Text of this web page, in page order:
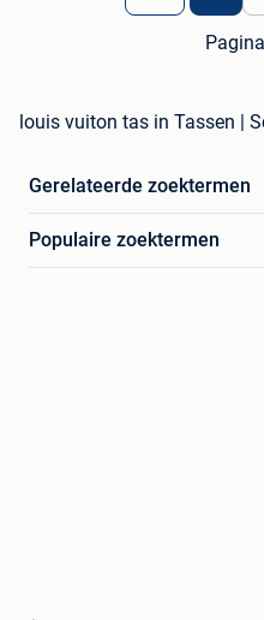
louis vuiton tas in Tassen |
Gerelateerde zoektermen
Populaire zoektermen